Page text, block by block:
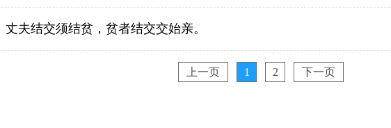
丈夫结交须结贫，贫者结交交始亲。
上一页 1 2 下一页